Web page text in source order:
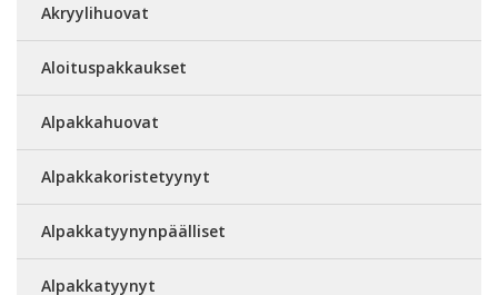
Akryylihuovat
Aloituspakkaukset
Alpakkahuovat
Alpakkakoristetyynyt
Alpakkatyynynpäälliset
Alpakkatyynyt